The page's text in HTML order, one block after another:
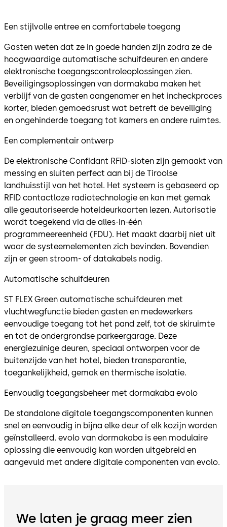
Een stijlvolle entree en comfortabele toegang
Gasten weten dat ze in goede handen zijn zodra ze de
hoogwaardige automatische schuifdeuren en andere
elektronische toegangscontroleoplossingen zien.
Beveiligingsoplossingen van dormakaba maken het
verblijf van de gasten aangenamer en het incheckproces
korter, bieden gemoedsrust wat betreft de beveiliging
en ongehinderde toegang tot kamers en andere ruimtes.
Een complementair ontwerp
De elektronische Confidant RFID-sloten zijn gemaakt van
messing en sluiten perfect aan bij de Tiroolse
landhuisstijl van het hotel. Het systeem is gebaseerd op
RFID contactloze radiotechnologie en kan met gemak
alle geautoriseerde hoteldeurkaarten lezen. Autorisatie
wordt toegekend via de alles-in-één
programmeereenheid (FDU). Het maakt daarbij niet uit
waar de systeemelementen zich bevinden. Bovendien
zijn er geen stroom- of datakabels nodig.
Automatische schuifdeuren
ST FLEX Green automatische schuifdeuren met
vluchtwegfunctie bieden gasten en medewerkers
eenvoudige toegang tot het pand zelf, tot de skiruimte
en tot de ondergrondse parkeergarage. Deze
energiezuinige deuren, speciaal ontworpen voor de
buitenzijde van het hotel, bieden transparantie,
toegankelijkheid, gemak en thermische isolatie.
Eenvoudig toegangsbeheer met dormakaba evolo
De standalone digitale toegangscomponenten kunnen
snel en eenvoudig in bijna elke deur of elk kozijn worden
geïnstalleerd. evolo van dormakaba is een modulaire
oplossing die eenvoudig kan worden uitgebreid en
aangevuld met andere digitale componenten van evolo.
We laten je graag meer zien